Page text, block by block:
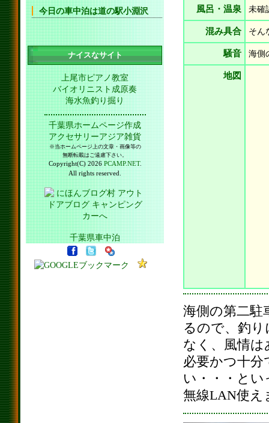
風呂・温泉 未確
混み具合 そん
騒音 海側
地図
海側の第二駐
るので、釣
なく、風情
必要かつ十
い・・・と
無線LAN使え
今日の車中泊は道の駅小淵沢
ナイスなサイト
上尾市ピアノ教室
バイオリニスト成原奏
海水魚釣り掘り
千葉県ホームページ作成
アクセサリーアジア雑貨
※当ホームページ上の文章・画像等の
無断転載はご遠慮下さい。
Copyright(C) 2026 PCAMP.NET.
All rights reserved.
千葉県車中泊